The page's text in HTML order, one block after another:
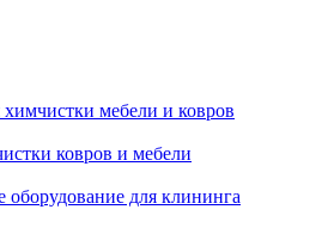
мебели и ковров
ковров и мебели
оборудование для клининга